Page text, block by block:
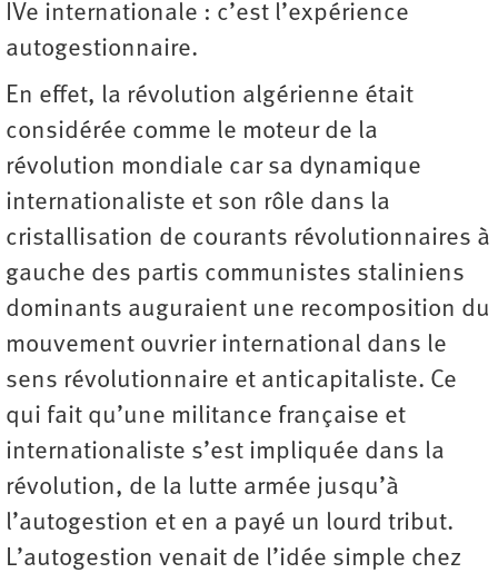
IVe internationale : c’est l’expérience
autogestionnaire.
En effet, la révolution algérienne était
considérée comme le moteur de la
révolution mondiale car sa dynamique
internationaliste et son rôle dans la
cristallisation de courants révolutionnaires à
gauche des partis communistes staliniens
dominants auguraient une recomposition du
mouvement ouvrier international dans le
sens révolutionnaire et anticapitaliste. Ce
qui fait qu’une militance française et
internationaliste s’est impliquée dans la
révolution, de la lutte armée jusqu’à
l’autogestion et en a payé un lourd tribut.
L’autogestion venait de l’idée simple chez